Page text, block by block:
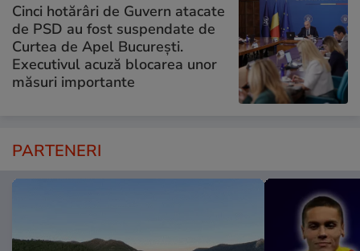
Cinci hotărâri de Guvern atacate
de PSD au fost suspendate de
Curtea de Apel București.
Executivul acuză blocarea unor
măsuri importante
PARTENERI